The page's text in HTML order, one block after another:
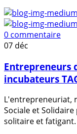
0 commentaire
07 déc
Entrepreneurs
incubateurs
L'entrepreneuriat,
Sociale et
solitaire et